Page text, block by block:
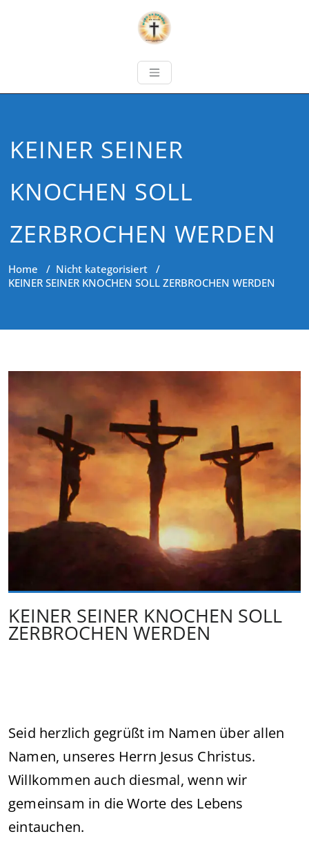
KEINER SEINER
KNOCHEN SOLL
ZERBROCHEN WERDEN
Home / Nicht kategorisiert /
KEINER SEINER KNOCHEN SOLL ZERBROCHEN WERDEN
KEINER SEINER KNOCHEN SOLL
ZERBROCHEN WERDEN
Seid herzlich gegrüßt im Namen über allen
Namen, unseres Herrn Jesus Christus.
Willkommen auch diesmal, wenn wir
gemeinsam in die Worte des Lebens
eintauchen.